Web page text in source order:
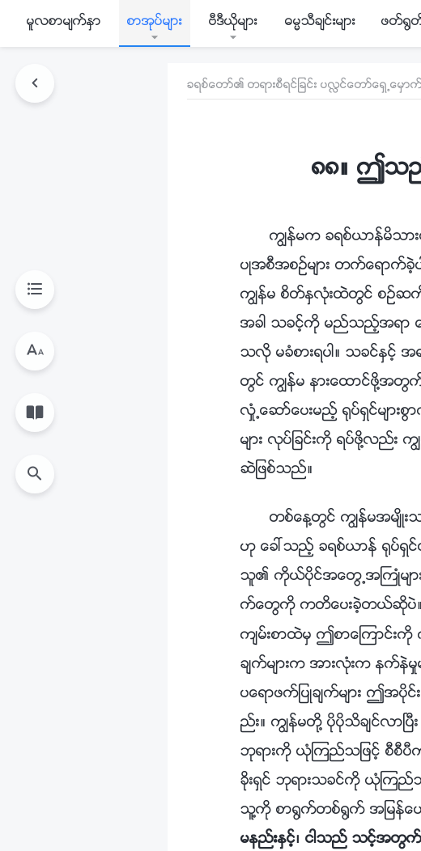
မူလစာမ်က္ႏွာ စာအုပ္မ်ား ဗီဒီယိုမ်ား ဓမၼသီခ်င္းမ်ား ဖတ္႐ြတ္
ခရစ္ေတာ္၏ တရားစီရင္ျခင္း ပလႅင္ေတာ္ေရွ႕ေ
၈၈။ ဤသ
ကြၽန္မက ခရစ္ယာန္မိသာ
ပဳအစီအစဥ္မ်ား တက္ေရာက္ခဲ့
ကြၽန္မ စိတ္ႏွလုံးထဲတြင္ စဥ္
အခါ သခင့္ကို မည္သည့္အရာ ေျ
သလို မခံစားရပါ။ သခင္ႏွင့္ အ
တြင္ ကြၽန္မ နားေထာင္ဖို႔
လႈံ႕ေဆာ္ေပးမည့္ ႐ုပ္ရွင္မ်
မ်ား လုပ္ျခင္းကို ရပ္ဖို႔လည္း က
ဆဲျဖစ္သည္။
တစ္ေန႔တြင္ ကြၽန္မအ
ဟု ေခၚသည့္ ခရစ္ယာန္ ႐ုပ္ရွ
သူ၏ ကိုယ္ပိုင္အေတြ႕အႀကဳံမ်ား
က္ေတြကို ကတိေပးခဲ့တယ္ဆိုပဲ။
က်မ္းစာထဲမွ ဤစာေၾကာင္းကို
ခ်က္မ်ားက အားလုံးက နက္နဲမ
ပေရာဖက္ျပဳခ်က္မ်ား ဤအပို
ည္း။ ကြၽန္မတို႔ ပိုပိုသိခ်င္
ဘုရားကို ယုံၾကည္သျဖင့္ စီစီပီ
ခိုးရွင္ ဘုရားသခင္ကို ယုံၾက
သူ႔ကို စာ႐ြက္တစ္႐ြက္ အျမ
မနည္းႏွင့္၊ ငါသည္ သင့္အတြက္